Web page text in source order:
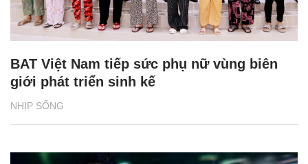
NHỊP SỐNG
BAT Việt Nam tiếp sức phụ nữ vùng biên
giới phát triển sinh kế